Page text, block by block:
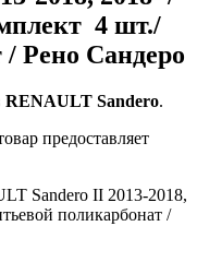
4 шт./
/ Рено Сандеро
RENAULT Sandero.
предоставляет
Sandero II 2013-2018,
поликарбонат /